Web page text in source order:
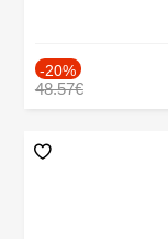
-20%
48.57€